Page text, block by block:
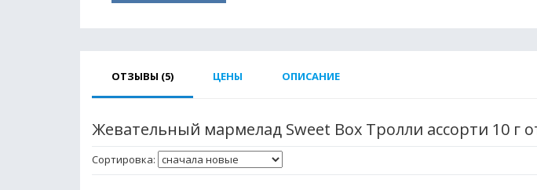
ОТЗЫВЫ (5) ЦЕНЫ ОПИСАНИЕ
Жевательный мармелад Sweet Box Тролли ассорти 10 г
Сортировка: